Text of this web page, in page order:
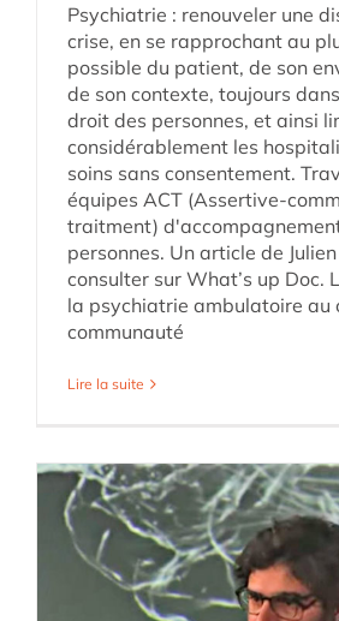
Psychiatrie : renouveler une
crise, en se rapprochant au
possible du patient, de son
de son contexte, toujours
droit des personnes, et ainsi
considérablement les
soins sans consentement.
équipes ACT (Assertive-
traitment)
personnes. Un article de
consulter sur What’s up Doc.
la psychiatrie ambulatoire au
communauté
Lire la suite